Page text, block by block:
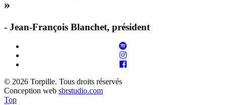
»
- Jean-François Blanchet, président
© 2026 Torpille. Tous droits réservés
Conception web sbrstudio.com
Top